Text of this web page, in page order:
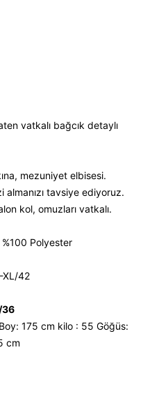
vatkalı bağcık detaylı
mezuniyet elbisesi.
almanızı tavsiye ediyoruz.
kol, omuzları vatkalı.
Polyester
42
36
Boy: 175 cm kilo : 55 Göğüs:
cm